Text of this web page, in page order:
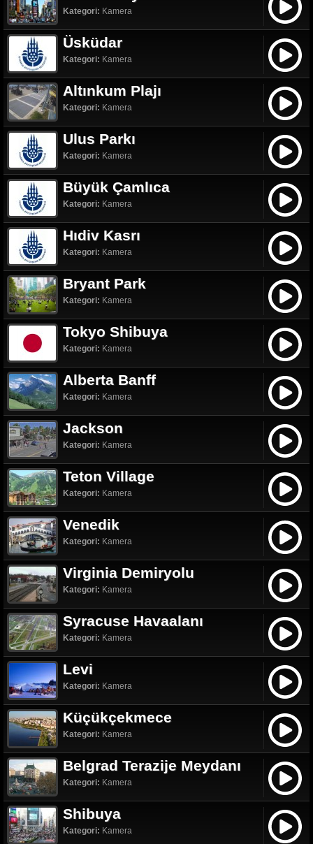
Kategori: Kamera
Üsküdar
Kategori: Kamera
Altınkum Plajı
Kategori: Kamera
Ulus Parkı
Kategori: Kamera
Büyük Çamlıca
Kategori: Kamera
Hıdiv Kasrı
Kategori: Kamera
Bryant Park
Kategori: Kamera
Tokyo Shibuya
Kategori: Kamera
Alberta Banff
Kategori: Kamera
Jackson
Kategori: Kamera
Teton Village
Kategori: Kamera
Venedik
Kategori: Kamera
Virginia Demiryolu
Kategori: Kamera
Syracuse Havaalanı
Kategori: Kamera
Levi
Kategori: Kamera
Küçükçekmece
Kategori: Kamera
Belgrad Terazije Meydanı
Kategori: Kamera
Shibuya
Kategori: Kamera